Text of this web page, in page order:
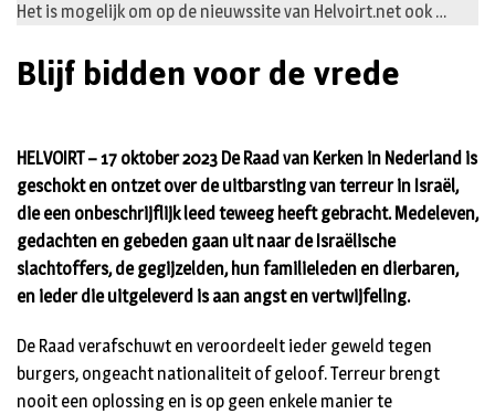
Het is mogelijk om op de nieuwssite van Helvoirt.net ook …
Blijf bidden voor de vrede
HELVOIRT – 17 oktober 2023 De Raad van Kerken in Nederland is
geschokt en ontzet over de uitbarsting van terreur in Israël,
die een onbeschrijflijk leed teweeg heeft gebracht. Medeleven,
gedachten en gebeden gaan uit naar de Israëlische
slachtoffers, de gegijzelden, hun familieleden en dierbaren,
en ieder die uitgeleverd is aan angst en vertwijfeling.
De Raad verafschuwt en veroordeelt ieder geweld tegen
burgers, ongeacht nationaliteit of geloof. Terreur brengt
nooit een oplossing en is op geen enkele manier te